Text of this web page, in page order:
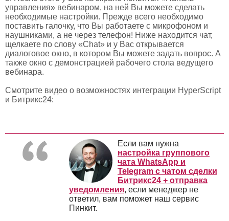
управления» вебинаром, на ней Вы можете сделать
необходимые настройки. Прежде всего необходимо
поставить галочку, что Вы работаете с микрофоном и
наушниками, а не через телефон! Ниже находится чат,
щелкаете по слову «Chat» и у Вас открывается
диалоговое окно, в котором Вы можете задать вопрос. А
также окно с демонстрацией рабочего стола ведущего
вебинара.
Смотрите видео о возможностях интеграции HyperScript
и Битрикс24:
Если вам нужна
настройка группового
чата WhatsApp и
Telegram с чатом сделки
Битрикс24 + отправка
уведомления, если менеджер не
ответил, вам поможет наш сервис
Пинкит.